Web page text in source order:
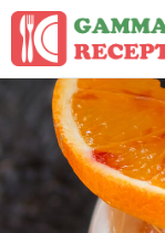
Hoppa
innehåll